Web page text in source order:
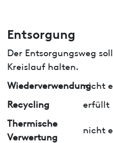
Entsorgung
Der Entsorgungsweg
Kreislauf halten.
Wiederverwendungnicht
Recycling
erfüllt
Thermische
Verwertung
nicht